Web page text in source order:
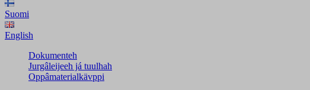
Suomi
English
Dokumenteh
Jurgâleijeeh já tuulhah
Oppâmaterialkävppi